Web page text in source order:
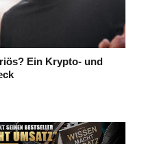
Ein Krypto- und